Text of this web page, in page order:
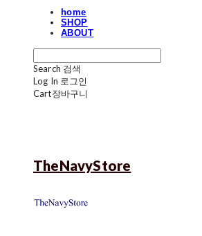
home
SHOP
ABOUT
Search 검색
Log In 로그인
Cart장바구니
TheNavyStore